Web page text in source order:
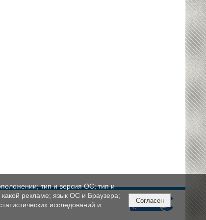
тип и версия ОС; тип и
какой рекламе; язык ОС и Браузера;
исследований и
Согласен